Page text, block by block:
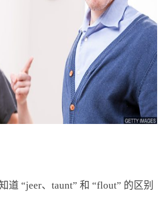
道 “jeer、taunt” 和 “flout” 的区别